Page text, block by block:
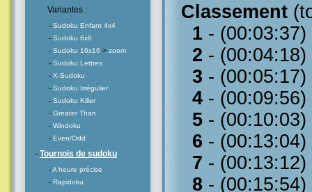
Variantes :
- Sudoku Enfant 4x4
- Sudoku 6x6
- Sudoku 16x16 > zoom
- Sudoku Lettres
- X-Sudoku
- Sudoku Irrégulier
- Sudoku Killer
- Greater Than
- Windoku
- Even/Odd
- Tournois de sudoku
-A heure précise
- Rapidoku
Classement
1 -
2 -
3 -
4 -
5 -
6 -
7 -
8 -